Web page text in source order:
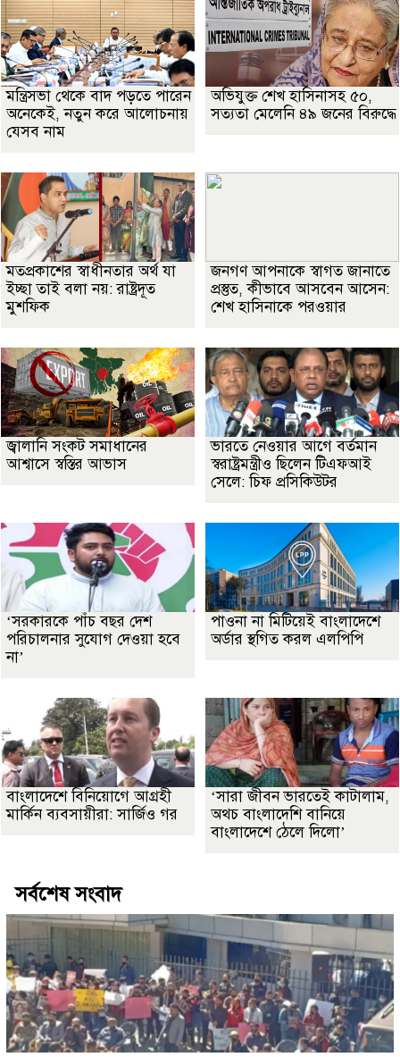
মন্ত্রিসভা থেকে বাদ পড়তে পারেন
অনেকেই, নতুন করে আলোচনায়
যেসব নাম
অভিযুক্ত শেখ হাসিনাসহ ৫০,
সত্যতা মেলেনি ৪৯ জনের বিরুদ্ধে
মতপ্রকাশের স্বাধীনতার অর্থ যা
ইচ্ছা তাই বলা নয়: রাষ্ট্রদূত
মুশফিক
জনগণ আপনাকে স্বাগত জানাতে
প্রস্তুত, কীভাবে আসবেন আসেন:
শেখ হাসিনাকে পরওয়ার
জ্বালানি সংকট সমাধানের
আশ্বাসে স্বস্তির আভাস
ভারতে নেওয়ার আগে বর্তমান
স্বরাষ্ট্রমন্ত্রীও ছিলেন টিএফআই
সেলে: চিফ প্রসিকিউটর
‘সরকারকে পাঁচ বছর দেশ
পরিচালনার সুযোগ দেওয়া হবে
না’
পাওনা না মিটিয়েই বাংলাদেশে
অর্ডার স্থগিত করল এলপিপি
বাংলাদেশে বিনিয়োগে আগ্রহী
মার্কিন ব্যবসায়ীরা: সার্জিও গর
‘সারা জীবন ভারতেই কাটালাম,
অথচ বাংলাদেশি বানিয়ে
বাংলাদেশে ঠেলে দিলো’
সর্বশেষ সংবাদ